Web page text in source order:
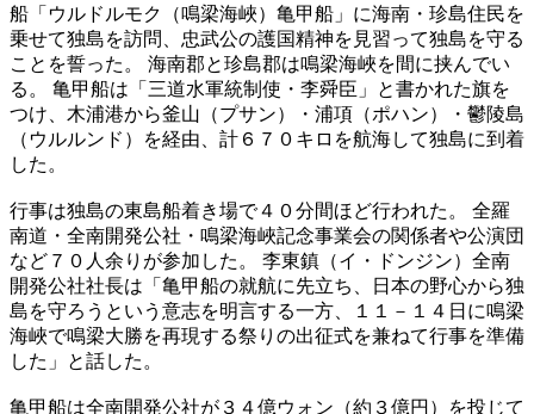
船「ウルドルモク（鳴梁海峽）亀甲船」に海南・珍島住民を
乗せて独島を訪問、忠武公の護国精神を見習って独島を守る
ことを誓った。 海南郡と珍島郡は鳴梁海峽を間に挟んでい
る。 亀甲船は「三道水軍統制使・李舜臣」と書かれた旗を
つけ、木浦港から釜山（プサン）・浦項（ポハン）・鬱陵島
（ウルルンド）を経由、計６７０キロを航海して独島に到着
した。
行事は独島の東島船着き場で４０分間ほど行われた。 全羅
南道・全南開発公社・鳴梁海峽記念事業会の関係者や公演団
など７０人余りが参加した。 李東鎮（イ・ドンジン）全南
開発公社社長は「亀甲船の就航に先立ち、日本の野心から独
島を守ろうという意志を明言する一方、１１－１４日に鳴梁
海峽で鳴梁大勝を再現する祭りの出征式を兼ねて行事を準備
した」と話した。
亀甲船は全南開発公社が３４億ウォン（約３億円）を投じて